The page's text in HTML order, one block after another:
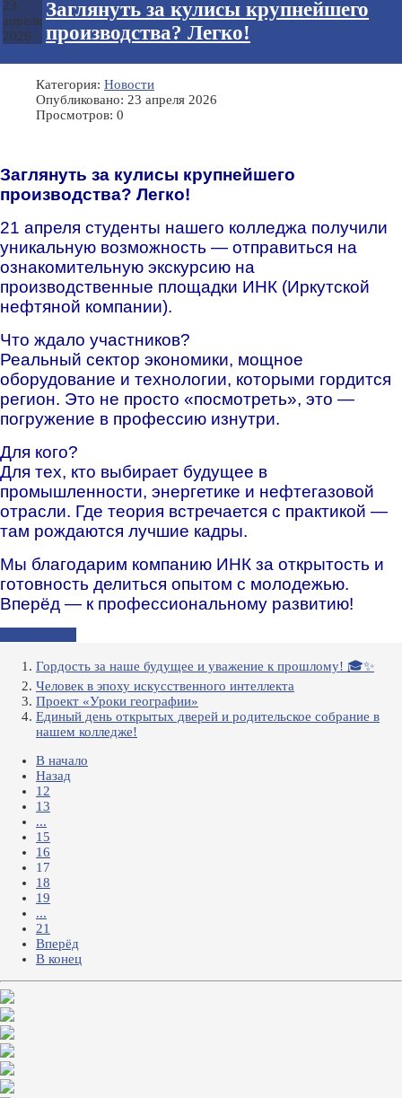
23
апреля
2026
Заглянуть за кулисы крупнейшего
производства? Легко!
Категория: Новости
Опубликовано: 23 апреля 2026
Просмотров: 0
Заглянуть за кулисы крупнейшего
производства? Легко!
21 апреля студенты нашего колледжа получили
уникальную возможность — отправиться на
ознакомительную экскурсию на
производственные площадки ИНК (Иркутской
нефтяной компании).
Что ждало участников?
Реальный сектор экономики, мощное
оборудование и технологии, которыми гордится
регион. Это не просто «посмотреть», это —
погружение в профессию изнутри.
Для кого?
Для тех, кто выбирает будущее в
промышленности, энергетике и нефтегазовой
отрасли. Где теория встречается с практикой —
там рождаются лучшие кадры.
Мы благодарим компанию ИНК за открытость и
готовность делиться опытом с молодежью.
Вперёд — к профессиональному развитию!
Гордость за наше будущее и уважение к прошлому! 🎓✨
Человек в эпоху искусственного интеллекта
Проект «Уроки географии»
Единый день открытых дверей и родительское собрание в
нашем колледже!
В начало
Назад
12
13
...
15
16
17
18
19
...
21
Вперёд
В конец